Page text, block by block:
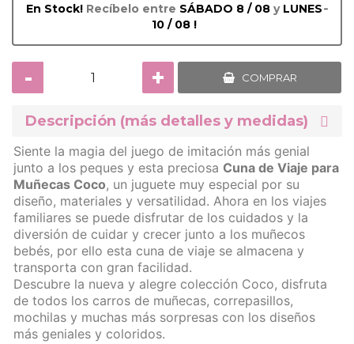
En Stock! Recíbelo entre SÁBADO 8 / 08 y LUNES
10 / 08 !
-
- + COMPRAR
Descripción (más detalles y medidas)
Siente la magia del juego de imitación más genial
junto a los peques y esta preciosa Cuna de Viaje para
Muñecas Coco, un juguete muy especial por su
diseño, materiales y versatilidad. Ahora en los viajes
familiares se puede disfrutar de los cuidados y la
diversión de cuidar y crecer junto a los muñecos
bebés, por ello esta cuna de viaje se almacena y
transporta con gran facilidad.
Descubre la nueva y alegre colección Coco, disfruta
de todos los carros de muñecas, correpasillos,
mochilas y muchas más sorpresas con los diseños
más geniales y coloridos.